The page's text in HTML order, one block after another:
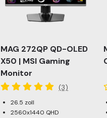
MAG 272QP QD-OLED
X50 | MSI Gaming
Monitor
(3)
26.5 zoll
2560x1440 QHD